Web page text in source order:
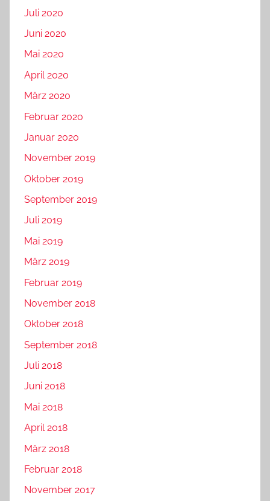
Juli 2020
Juni 2020
Mai 2020
April 2020
März 2020
Februar 2020
Januar 2020
November 2019
Oktober 2019
September 2019
Juli 2019
Mai 2019
März 2019
Februar 2019
November 2018
Oktober 2018
September 2018
Juli 2018
Juni 2018
Mai 2018
April 2018
März 2018
Februar 2018
November 2017